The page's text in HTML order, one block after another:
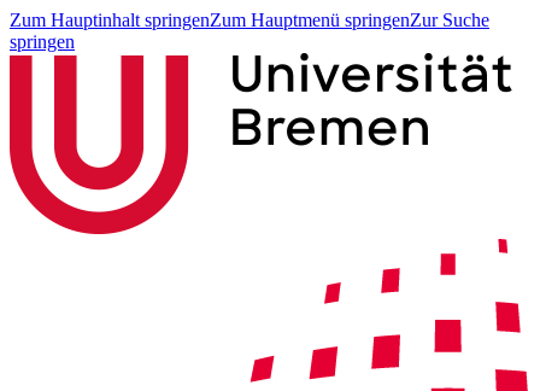
Zum Hauptinhalt springenZum Hauptmenü springenZur Suche
springen